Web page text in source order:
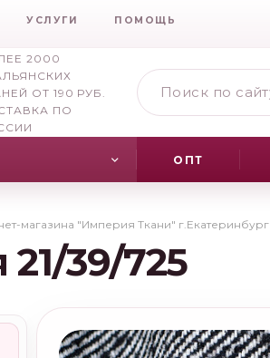
УСЛУГИ ПОМОЩЬ
2000
ОТ 190 РУБ.
ПО
ОПТ
магазина "Империя Ткани" г.Екатеринбург
39/725